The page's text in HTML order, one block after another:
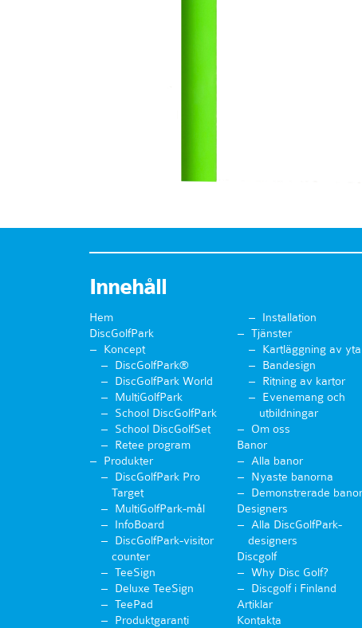
Innehåll
Hem
DiscGolfPark
Koncept
DiscGolfPark®
DiscGolfPark World
MultiGolfPark
School DiscGolfPark
School DiscGolfSet
Retee program
Produkter
DiscGolfPark Pro
Target
MultiGolfPark-mål
InfoBoard
DiscGolfPark-visitor
counter
TeeSign
Deluxe TeeSign
TeePad
Produktgaranti
Installation
Tjänster
Kartläggning av yta
Bandesign
Ritning av kartor
Evenemang och
utbildningar
Om oss
Banor
Alla banor
Nyaste banorna
Demonstrerade banor
Designers
Alla DiscGolfPark-
designers
Discgolf
Why Disc Golf?
Discgolf i Finland
Artiklar
Kontakta